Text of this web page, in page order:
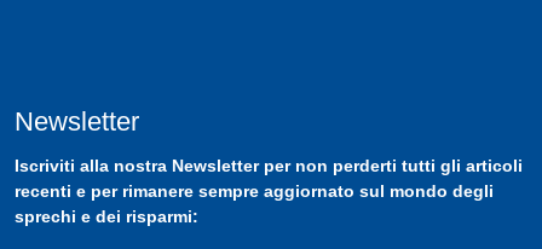
Newsletter
Iscriviti alla nostra Newsletterper non perderti tutti gli articoli
recenti e per rimanere sempre aggiornato sul mondo degli
sprechi e dei risparmi: